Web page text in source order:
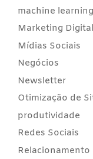
machine learning
Marketing Digital
Mídias Sociais
Negócios
Newsletter
Otimização de
produtividade
Redes Sociais
Relacionamento